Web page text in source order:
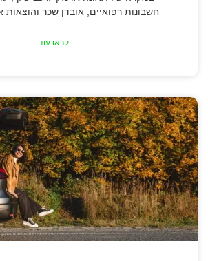
חשבונות רפואיים, אובדן שכר והוצאות
קראו עוד